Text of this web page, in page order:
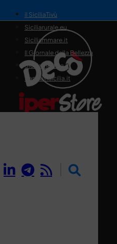
il SiciliaTivù
Siciliarurale.eu
Siciliammare.it
Il Giornale della Bellezza
Siciliamedica.it
Sanitainsicilia.it